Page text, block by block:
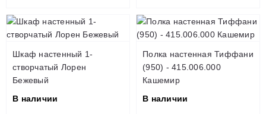
Шкаф настенный 1-
створчатый Лорен
Бежевый
В наличии
Полка настенная Тиффани
(950) - 415.006.000
Кашемир
В наличии